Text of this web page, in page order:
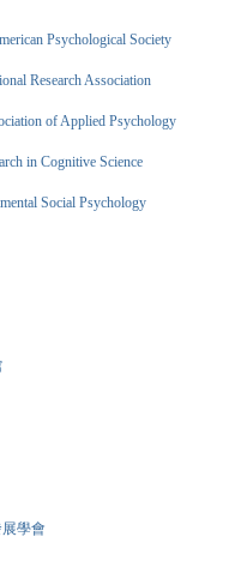
Psychological Society
Research Association
of Applied Psychology
in Cognitive Science
Social Psychology
學會